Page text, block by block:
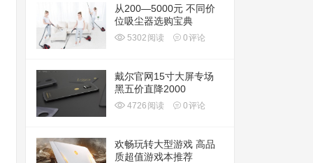
从200—5000元 不同价
位吸尘器选购宝典
5302 阅读 0评论
戴尔官网15寸大屏专场
黑五价直降2000
4726 阅读 0评论
欢畅玩转大型游戏 高品
质超值游戏本推荐